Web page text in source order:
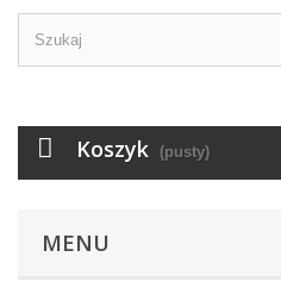
Koszyk (pusty)
MENU